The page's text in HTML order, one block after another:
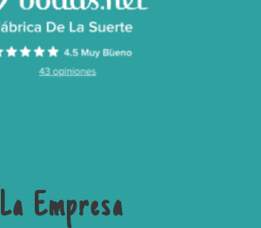
La Empresa